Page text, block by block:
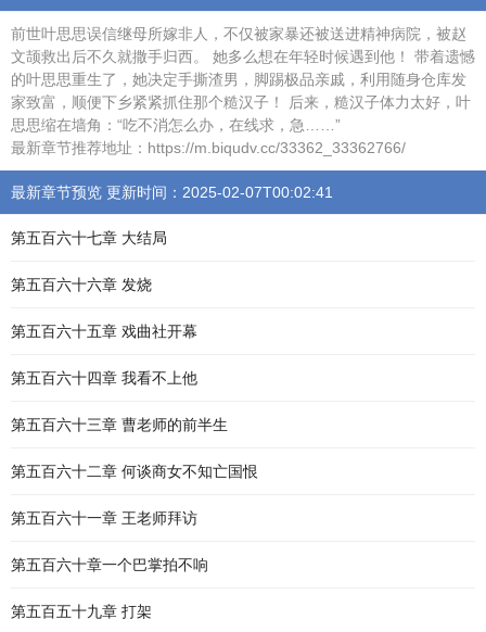
前世叶思思误信继母所嫁非人，不仅被家暴还被送进精神病院，被赵
文颉救出后不久就撒手归西。 她多么想在年轻时候遇到他！ 带着遗憾
的叶思思重生了，她决定手撕渣男，脚踢极品亲戚，利用随身仓库发
家致富，顺便下乡紧紧抓住那个糙汉子！ 后来，糙汉子体力太好，叶
思思缩在墙角：“吃不消怎么办，在线求，急……”
最新章节推荐地址：https://m.biqudv.cc/33362_33362766/
最新章节预览 更新时间：2025-02-07T00:02:41
第五百六十七章 大结局
第五百六十六章 发烧
第五百六十五章 戏曲社开幕
第五百六十四章 我看不上他
第五百六十三章 曹老师的前半生
第五百六十二章 何谈商女不知亡国恨
第五百六十一章 王老师拜访
第五百六十章一个巴掌拍不响
第五百五十九章 打架